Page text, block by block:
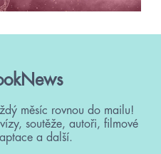
měsíc rovnou do mailu!
soutěže, autoři, filmové
a další.